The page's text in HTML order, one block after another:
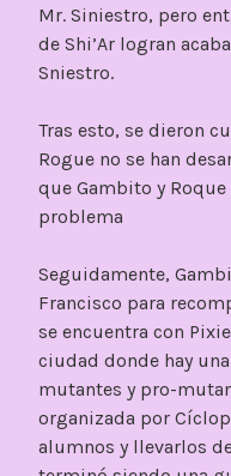
Mr. Siniestro, pero
de Shi’Ar logran
Sniestro.
Tras esto, se dieron
Rogue no se han
que Gambito y
problema
Seguidamente,
Francisco para
se encuentra con
ciudad donde hay
mutantes y pro-
organizada por
alumnos y llevarlos